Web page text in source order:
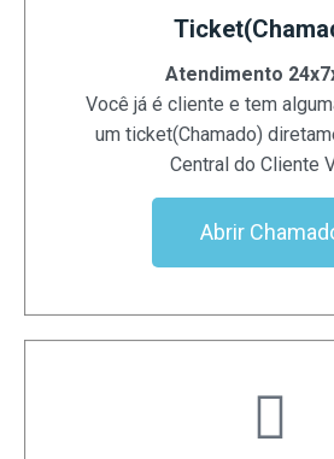
Atendimento
Você já é cliente e tem
um ticket(Chamado)
Central do Cliente
Abrir